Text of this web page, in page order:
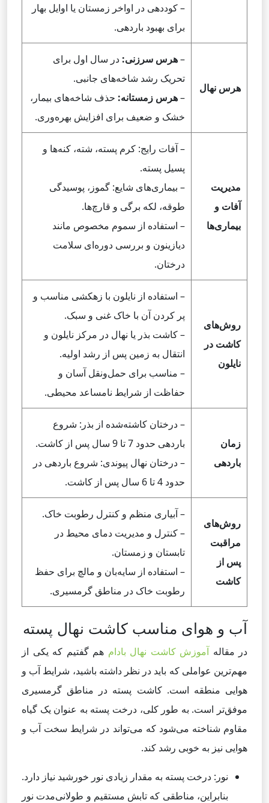
– کوددهی در اواخر زمستان یا اوایل بهار
برای بهبود باردهی.
هرس نهال
–هرس سرزنی: در سال اول برای
تحریک رشد شاخه‌های جانبی.
–هرس زمستانه: حذف شاخه‌های بیمار،
خشک و ضعیف برای افزایش بهره‌وری.
مدیریت
آفات و
بیماری‌ها
– آفات رایج: کرم پسته، شته، کنه‌ها و
پسیل پسته.
– بیماری‌های شایع: گموز، پوسیدگی
طوقه، لکه برگی و قارچ‌ها.
– استفاده از سموم مخصوص مانند
دیازینون و بررسی دوره‌ای سلامت
درختان.
روش‌های
کاشت در
نایلون
– استفاده از نایلون با زهکشی مناسب و
پر کردن آن با خاک غنی و سبک.
– کاشت بذر یا نهال در مرکز نایلون و
انتقال به زمین پس از رشد اولیه.
– مناسب برای حمل‌ونقل آسان و
حفاظت از شرایط نامساعد محیطی.
زمان
باردهی
– درختان کاشته‌شده از بذر: شروع
باردهی حدود 7 تا 9 سال پس از کاشت.
– درختان نهال پیوندی: شروع باردهی در
حدود 4 تا 6 سال پس از کاشت.
روش‌های
مراقبت
پس از
کاشت
– آبیاری منظم و کنترل رطوبت خاک.
– کنترل و مدیریت دمای محیط در
تابستان و زمستان.
– استفاده از سایه‌بان و مالچ برای حفظ
رطوبت خاک در مناطق گرمسیری.
آب و هوای مناسب کاشت نهال پسته
در مقاله آموزش کاشت نهال بادام هم گفتیم که یکی از
مهم‌ترین عواملی که باید در نظر داشته باشید، شرایط آب و
هوایی منطقه است. کاشت پسته در مناطق گرمسیری
موفق‌تر است. به طور کلی، درخت پسته به عنوان یک گیاه
مقاوم شناخته می‌شود که می‌تواند در شرایط سخت آب و
هوایی نیز به خوبی رشد کند.
نور: درخت پسته به مقدار زیادی نور خورشید نیاز دارد.
بنابراین، مناطقی که تابش مستقیم و طولانی‌مدت نور